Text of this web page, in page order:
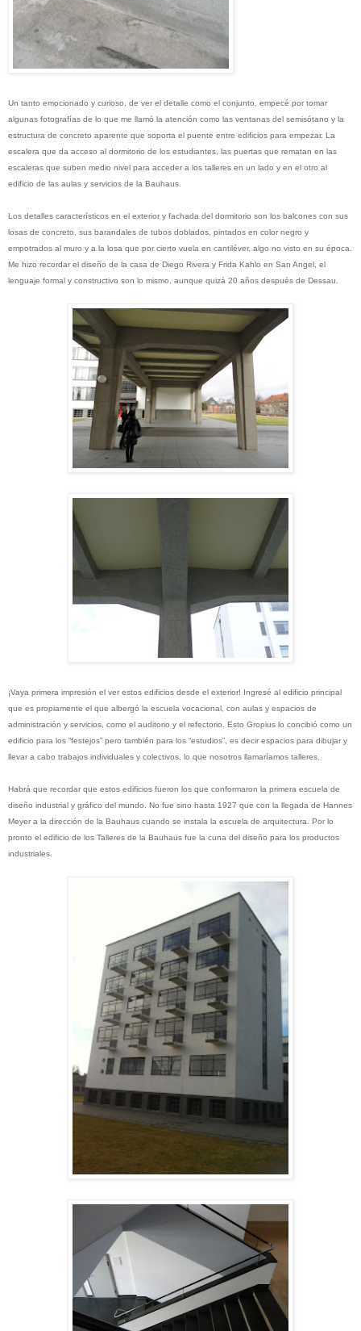
Un tanto emocionado y curioso, de ver el detalle como el conjunto, empecé por tomar
algunas fotografías de lo que me llamó la atención como las ventanas del semisótano y la
estructura de concreto aparente que soporta el puente entre edificios para empezar. La
escalera que da acceso al dormitorio de los estudiantes, las puertas que rematan en las
escaleras que suben medio nivel para acceder a los talleres en un lado y en el otro al
edificio de las aulas y servicios de la Bauhaus.
Los detalles característicos en el exterior y fachada del dormitorio son los balcones con sus
losas de concreto, sus barandales de tubos doblados, pintados en color negro y
empotrados al muro y a la losa que por cierto vuela en cantiléver, algo no visto en su época.
Me hizo recordar el diseño de la casa de Diego Rivera y Frida Kahlo en San Angel, el
lenguaje formal y constructivo son lo mismo, aunque quizá 20 años después de Dessau.
¡Vaya primera impresión el ver estos edificios desde el exterior! Ingresé al edificio principal
que es propiamente el que albergó la escuela vocacional, con aulas y espacios de
administración y servicios, como el auditorio y el refectorio. Esto Gropius lo concibió como un
edificio para los “festejos” pero también para los “estudios”, es decir espacios para dibujar y
llevar a cabo trabajos individuales y colectivos, lo que nosotros llamaríamos talleres.
Habrá que recordar que estos edificios fueron los que conformaron la primera escuela de
diseño industrial y gráfico del mundo. No fue sino hasta 1927 que con la llegada de Hannes
Meyer a la dirección de la Bauhaus cuando se instala la escuela de arquitectura. Por lo
pronto el edificio de los Talleres de la Bauhaus fue la cuna del diseño para los productos
industriales.